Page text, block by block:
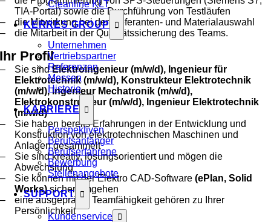
Cleanline KLT
KERRES GROUP
Unternehmen
Vertriebspartner
Referenzen
Messen
Historie
KARRIERE
Perspektiven
Berufsanfänger
Berufserfahrene
Bewerbung
Stellenangebote
SUPPORT
Kundenservice
TIA-Portal) sowie die Durchführung von Testläufen
die Mitwirkung bei der Lieferanten- und Materialauswahl
die Mitarbeit in der Qualitätssicherung des Teams.
Ihr Profil
Sie sindElektroingenieur (m/w/d), Ingenieur für
Elektrotechnik (m/w/d), Konstrukteur Elektrotechnik
(m/w/d), Ingenieur Mechatronik (m/w/d),
Elektrokonstrukteur (m/w/d), Ingenieur Elektrotechnik
(m/w/d)
Sie haben bereits Erfahrungen in der Entwicklung und
Konstruktion von elektrotechnischen Maschinen und
Anlagen gesammelt
Sie sind kreativ, lösungsorientiert und mögen die
Abwechslung
Sie können mit der Elektro CAD-Software(ePlan, Solid
Works)sicher umgehen
eine ausgeprägte Teamfähigkeit gehören zu Ihrer
Persönlichkeit